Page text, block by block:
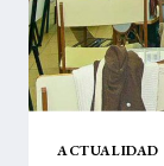
ACTUALIDAD